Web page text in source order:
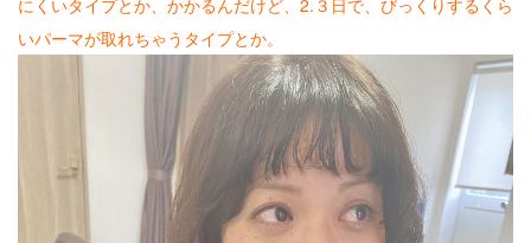
にくいタイプとか、かかるんだけど、2.３日で、びっくりするくら
いパーマが取れちゃうタイプとか。
2026.1.18
今年も、フレッシュな可愛いお客様が、成人の
日を迎えられました⭐︎broochからも、3人のお
客様の大切な一日のお手伝いを…
2025.12.3
お待たせしました♡2026年度 HAPPY NEW
YEAR⭐︎ 馬さん ⭐︎ 〜じいじくんの手作り粘
土〜 …